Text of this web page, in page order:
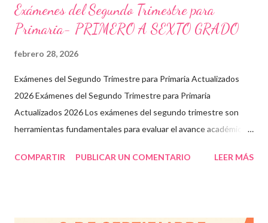
Exámenes del Segundo Trimestre para
Primaria- PRIMERO A SEXTO GRADO
febrero 28, 2026
Exámenes del Segundo Trimestre para Primaria Actualizados
2026 Exámenes del Segundo Trimestre para Primaria
Actualizados 2026 Los exámenes del segundo trimestre son
herramientas fundamentales para evaluar el avance académico
descargable en PDF, diseñado para docentes que buscan
COMPARTIR PUBLICAR UN COMENTARIO LEER MÁS